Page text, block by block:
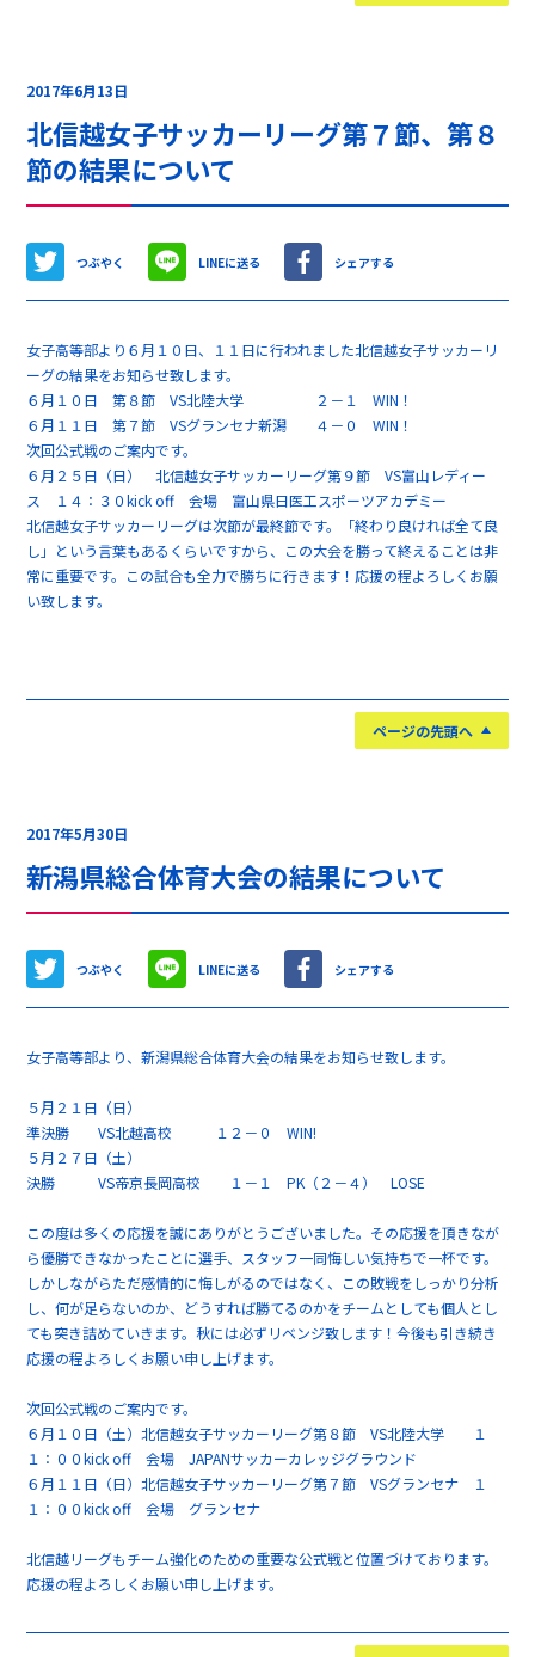
2017年6月13日
北信越女子サッカーリーグ第７節、第８
節の結果について
つぶやく LINEに送る シェアする
女子高等部より６月１０日、１１日に行われました北信越女子サッカーリ
ーグの結果をお知らせ致します。
６月１０日 第８節 VS北陸大学 ２－１ WIN！
６月１１日 第７節 VSグランセナ新潟 ４－０ WIN！
次回公式戦のご案内です。
６月２５日（日） 北信越女子サッカーリーグ第９節 VS富山レディー
ス １４：３０kick off 会場 富山県日医工スポーツアカデミー
北信越女子サッカーリーグは次節が最終節です。「終わり良ければ全て良
し」という言葉もあるくらいですから、この大会を勝って終えることは非
常に重要です。この試合も全力で勝ちに行きます！応援の程よろしくお願
い致します。
ページの先頭へ
2017年5月30日
新潟県総合体育大会の結果について
つぶやく LINEに送る シェアする
女子高等部より、新潟県総合体育大会の結果をお知らせ致します。
５月２１日（日）
準決勝 VS北越高校 １２－０ WIN!
５月２７日（土）
決勝 VS帝京長岡高校 １－１ PK（２－４） LOSE
この度は多くの応援を誠にありがとうございました。その応援を頂きなが
ら優勝できなかったことに選手、スタッフ一同悔しい気持ちで一杯です。
しかしながらただ感情的に悔しがるのではなく、この敗戦をしっかり分析
し、何が足らないのか、どうすれば勝てるのかをチームとしても個人とし
ても突き詰めていきます。秋には必ずリベンジ致します！今後も引き続き
応援の程よろしくお願い申し上げます。
次回公式戦のご案内です。
６月１０日（土）北信越女子サッカーリーグ第８節 VS北陸大学 １
１：００kick off 会場 JAPANサッカーカレッジグラウンド
６月１１日（日）北信越女子サッカーリーグ第７節 VSグランセナ １
１：００kick off 会場 グランセナ
北信越リーグもチーム強化のための重要な公式戦と位置づけております。
応援の程よろしくお願い申し上げます。